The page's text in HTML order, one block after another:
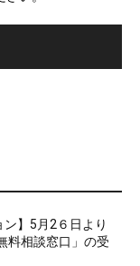
ン】5月2６日より
料相談窓口」の受